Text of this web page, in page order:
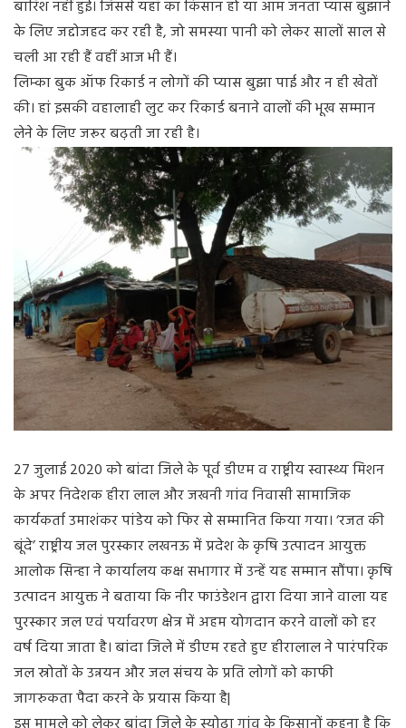
बारिश नहीं हुई। जिससे यहां का किसान हो या आम जनता प्यास बुझाने
के लिए जद्दोजहद कर रही है, जो समस्या पानी को लेकर सालों साल से
चली आ रही हैं वहीं आज भी हैं।
लिम्का बुक ऑफ रिकार्ड न लोगों की प्यास बुझा पाई और न ही खेतों
की। हां इसकी वहालाही लुट कर रिकार्ड बनाने वालों की भूख सम्मान
लेने के लिए जरूर बढ़ती जा रही है।
27 जुलाई 2020 को बांदा जिले के पूर्व डीएम व राष्ट्रीय स्वास्थ्य मिशन
के अपर निदेशक हीरा लाल और जखनी गांव निवासी सामाजिक
कार्यकर्ता उमाशंकर पांडेय को फिर से सम्मानित किया गया। ‘रजत की
बूंदे’ राष्ट्रीय जल पुरस्कार लखनऊ में प्रदेश के कृषि उत्पादन आयुक्त
आलोक सिन्हा ने कार्यालय कक्ष सभागार में उन्हें यह सम्मान सौंपा। कृषि
उत्पादन आयुक्त ने बताया कि नीर फाउंडेशन द्वारा दिया जाने वाला यह
पुरस्कार जल एवं पर्यावरण क्षेत्र में अहम योगदान करने वालों को हर
वर्ष दिया जाता है। बांदा जिले में डीएम रहते हुए हीरालाल ने पारंपरिक
जल स्रोतों के उन्नयन और जल संचय के प्रति लोगों को काफी
जागरुकता पैदा करने के प्रयास किया है|